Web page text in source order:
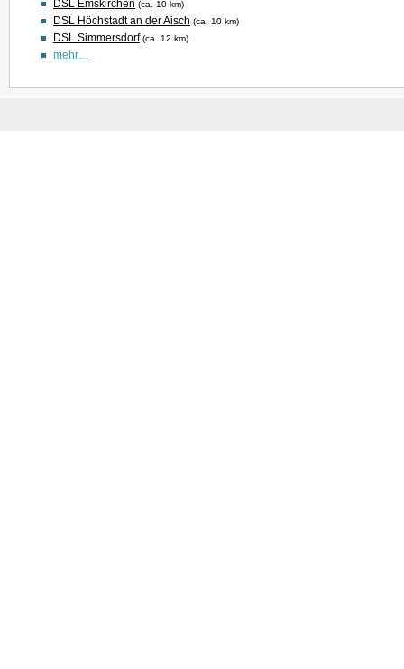
DSL Emskirchen (ca. 10 km)
DSL Höchstadt an der Aisch (ca. 10 km)
DSL Simmersdorf (ca. 12 km)
mehr…